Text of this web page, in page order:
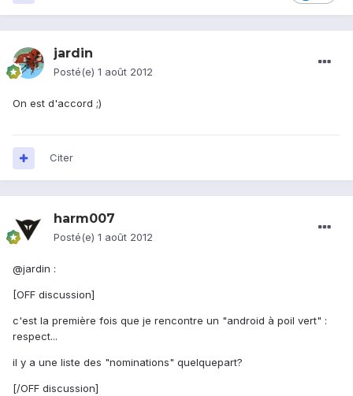
jardin
Posté(e) 1 août 2012
On est d'accord ;)
Citer
harm007
Posté(e) 1 août 2012
@jardin :
[OFF discussion]
c'est la première fois que je rencontre un "android à poil vert" :
respect...
il y a une liste des "nominations" quelquepart?
[/OFF discussion]